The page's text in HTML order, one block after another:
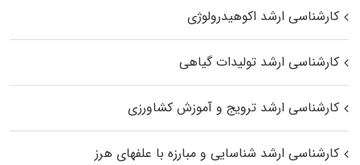
کارشناسی ارشد اکوهیدرولوژی
کارشناسی ارشد تولیدات گیاهی
کارشناسی ارشد ترویج و آموزش کشاورزی
کارشناسی ارشد شناسایی و مبارزه با علفهای هرز